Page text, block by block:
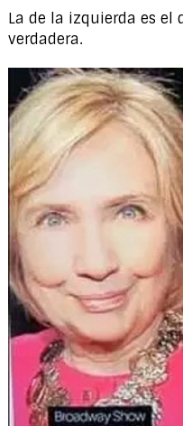
La de la izquierda es el
verdadera.